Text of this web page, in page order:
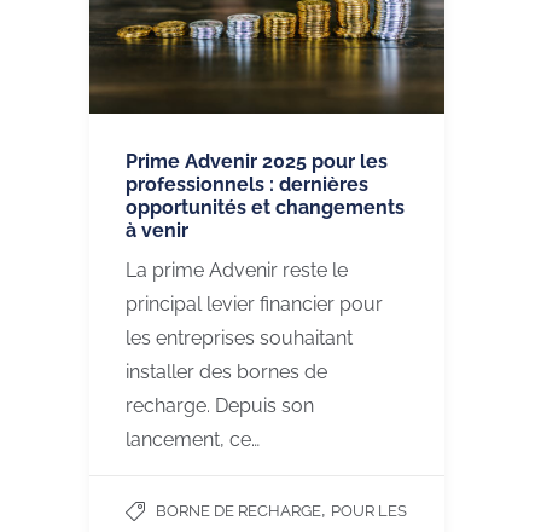
Prime Advenir 2025 pour les
professionnels : dernières
opportunités et changements
à venir
La prime Advenir reste le
principal levier financier pour
les entreprises souhaitant
installer des bornes de
recharge. Depuis son
lancement, ce…
BORNE DE RECHARGE, POUR LES